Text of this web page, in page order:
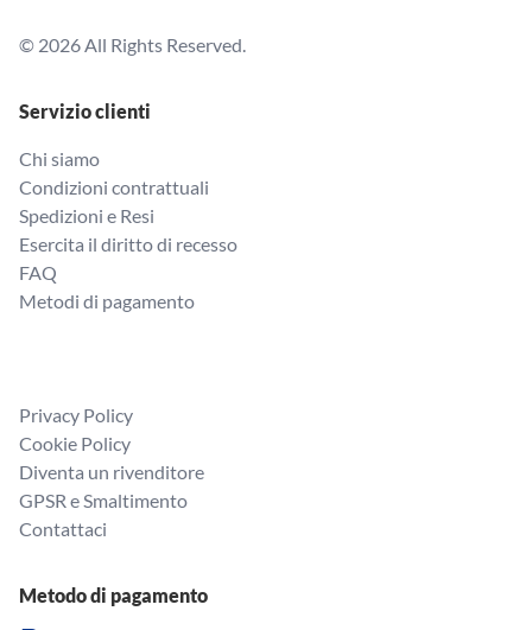
© 2026 All Rights Reserved.
Servizio clienti
Chi siamo
Condizioni contrattuali
Spedizioni e Resi
Esercita il diritto di recesso
FAQ
Metodi di pagamento
Privacy Policy
Cookie Policy
Diventa un rivenditore
GPSR e Smaltimento
Contattaci
Metodo di pagamento